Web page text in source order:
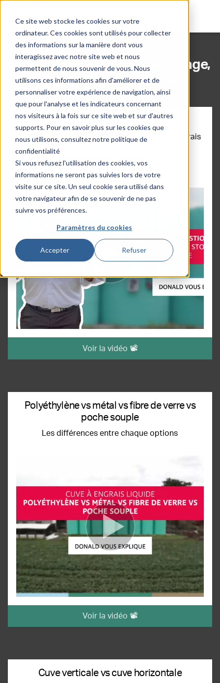
Ce site web stocke les cookies sur votre
ordinateur. Ces cookies sont utilisés pour collecter
des informations sur la manière dont vous
interagissez avec notre site web et nous
permettent de nous souvenir de vous. Nous
utilisons ces informations afin d'améliorer et de
personnaliser votre expérience de navigation, ainsi
que pour l'analyse et les indicateurs concernant
nos visiteurs à la fois sur ce site web et sur d'autres
supports. Pour en savoir plus sur les cookies que
nous utilisons, consultez notre politique de
confidentialité
Si vous refusez l'utilisation des cookies, vos
informations ne seront pas suivies lors de votre
visite sur ce site. Un seul cookie sera utilisé dans
votre navigateur afin de se souvenir de ne pas
suivre vos préférences.
Paramètres du cookies
Accepter Refuser
Les Vidéos | Cuves de Stockage,
on vous explique tout !
Le Top 6
Des questions sur les cuves de stockage d'engrais
Voir la vidéo 📽️
Polyéthylène vs métal vs fibre de verre vs
poche souple
Les différences entre chaque options
Voir la vidéo 📽️
Cuve verticale vs cuve horizontale